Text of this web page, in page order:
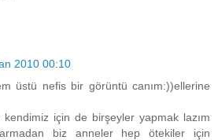
2010 00:10
üstü nefis bir görüntü canım:))ellerine
için de birşeyler yapmak lazım
biz anneler hep ötekiler için